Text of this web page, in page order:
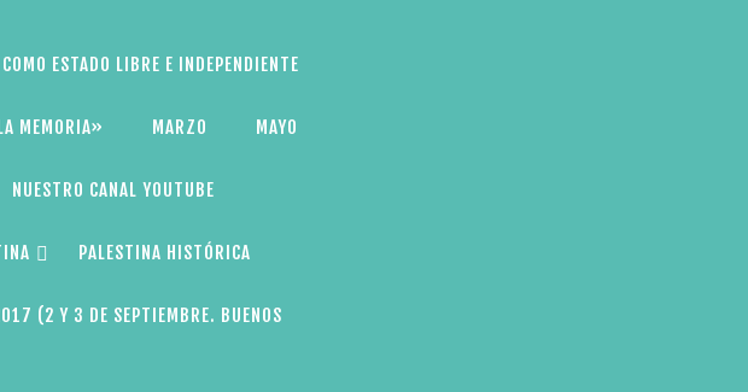
ESTADO LIBRE E INDEPENDIENTE
MEMORIA» MARZO MAYO
NUESTRO CANAL YOUTUBE
PALESTINA HISTÓRICA
(2 Y 3 DE SEPTIEMBRE. BUENOS